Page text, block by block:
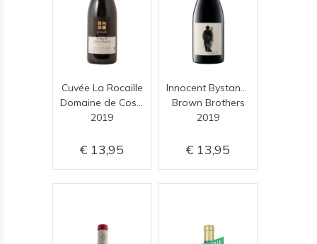
Cuvée La Rocaille
2019
13,95
Brown Brothers
2019
13,95